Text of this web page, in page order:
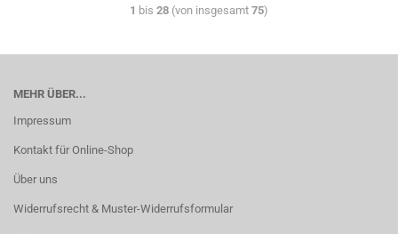
1 bis 28 (von insgesamt 75)
MEHR ÜBER...
Impressum
Kontakt für Online-Shop
Über uns
Widerrufsrecht & Muster-Widerrufsformular